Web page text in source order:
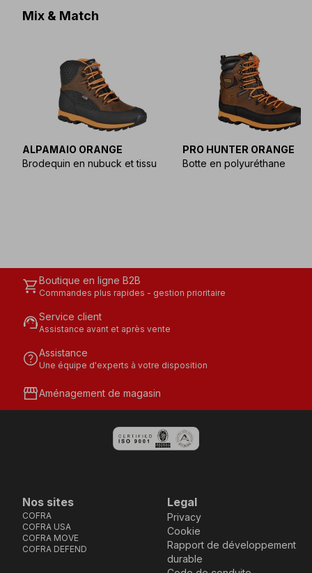
Mix & Match
ALPAMAIO ORANGE
Brodequin en nubuck et tissu
PRO HUNTER ORANGE
Botte en polyuréthane
shopping_cartBoutique en ligne B2B
Commandes plus rapides - gestion prioritaire
support_agentService client
Assistance avant et après vente
helpAssistance
Une équipe d'experts à votre disposition
storefrontAménagement de magasin
Nos sites
COFRA
COFRA USA
COFRA MOVE
COFRA DEFEND
Legal
Privacy
Cookie
Rapport de développement
durable